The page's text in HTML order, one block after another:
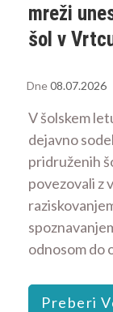
mreži
šol v
Dne08.07.2026
V šolskem
dejavno
pridruženih
povezovali z
odnosom do
Preberi